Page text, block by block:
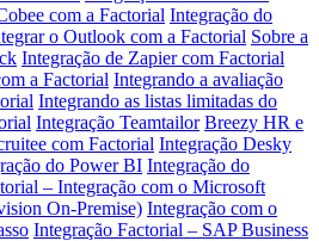
com a Factorial Integração do
o Outlook com a Factorial Sobre a
Integração de Zapier com Factorial
a Factorial Integrando a avaliação
Integrando as listas limitadas do
Integração Teamtailor Breezy HR e
com Factorial Integração Desky
do Power BI Integração do
– Integração com o Microsoft
On-Premise) Integração com o
Integração Factorial – SAP Business